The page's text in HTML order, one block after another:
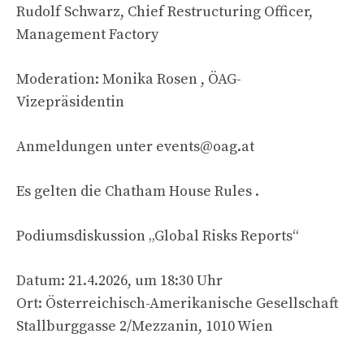
Rudolf Schwarz, Chief Restructuring Officer,
Management Factory
Moderation: Monika Rosen , ÖAG-
Vizepräsidentin
Anmeldungen unter events@oag.at
Es gelten die Chatham House Rules .
Podiumsdiskussion „Global Risks Reports“
Datum: 21.4.2026, um 18:30 Uhr
Ort: Österreichisch-Amerikanische Gesellschaft
Stallburggasse 2/Mezzanin, 1010 Wien